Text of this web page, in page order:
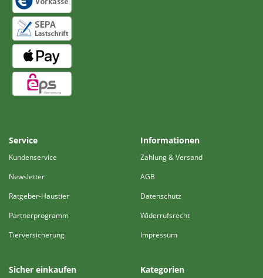
Service
Kundenservice
Newsletter
Ratgeber-Haustier
Partnerprogramm
Tierversicherung
Informationen
Zahlung & Versand
AGB
Datenschutz
Widerrufsrecht
Impressum
Sicher einkaufen Kategorien